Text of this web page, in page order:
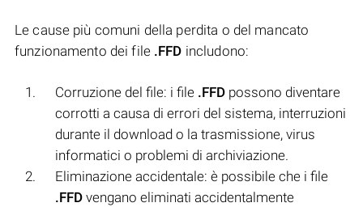
Le cause più comuni della perdita o del mancato
funzionamento dei file .FFD includono:
Corruzione del file: i file .FFD possono diventare
corrotti a causa di errori del sistema, interruzioni
durante il download o la trasmissione, virus
informatici o problemi di archiviazione.
Eliminazione accidentale: è possibile che i file
.FFD vengano eliminati accidentalmente